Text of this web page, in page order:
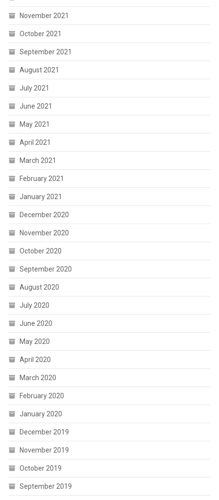
November 2021
October 2021
September 2021
August 2021
July 2021
June 2021
May 2021
April 2021
March 2021
February 2021
January 2021
December 2020
November 2020
October 2020
September 2020
August 2020
July 2020
June 2020
May 2020
April 2020
March 2020
February 2020
January 2020
December 2019
November 2019
October 2019
September 2019